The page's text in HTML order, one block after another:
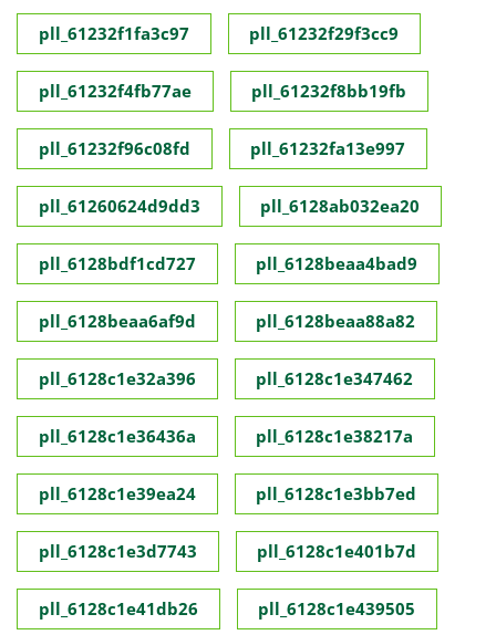
pll_61232f1fa3c97 pll_61232f29f3cc9
pll_61232f4fb77ae pll_61232f8bb19fb
pll_61232f96c08fd pll_61232fa13e997
pll_61260624d9dd3 pll_6128ab032ea20
pll_6128bdf1cd727 pll_6128beaa4bad9
pll_6128beaa6af9d pll_6128beaa88a82
pll_6128c1e32a396 pll_6128c1e347462
pll_6128c1e36436a pll_6128c1e38217a
pll_6128c1e39ea24 pll_6128c1e3bb7ed
pll_6128c1e3d7743 pll_6128c1e401b7d
pll_6128c1e41db26 pll_6128c1e439505